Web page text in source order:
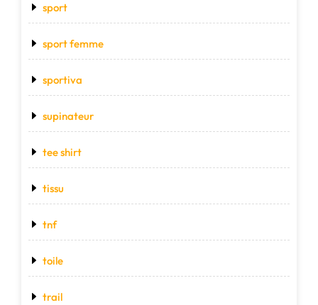
sport
sport femme
sportiva
supinateur
tee shirt
tissu
tnf
toile
trail